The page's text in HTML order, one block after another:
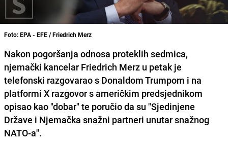
Foto: EPA - EFE / Friedrich Merz
Nakon pogoršanja odnosa proteklih sedmica,
njemački kancelar Friedrich Merz u petak je
telefonski razgovarao s Donaldom Trumpom i na
platformi X razgovor s američkim predsjednikom
opisao kao "dobar" te poručio da su "Sjedinjene
Države i Njemačka snažni partneri unutar snažnog
NATO-a".